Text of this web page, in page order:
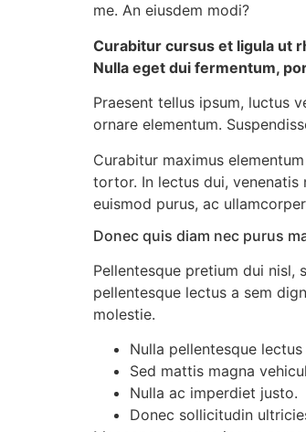
me. An eiusdem modi?
Curabitur cursus et ligula ut
Nulla eget dui fermentum,
Praesent tellus ipsum, luctus
ornare elementum.
Curabitur maximus
tortor. In lectus dui, venenatis
euismod purus, ac
Donec quis diam nec purus
Pellentesque pretium dui nisl,
pellentesque lectus a sem
molestie.
Nulla pellentesque
Sed mattis magna
Nulla ac imperdiet justo.
Donec sollicitudin